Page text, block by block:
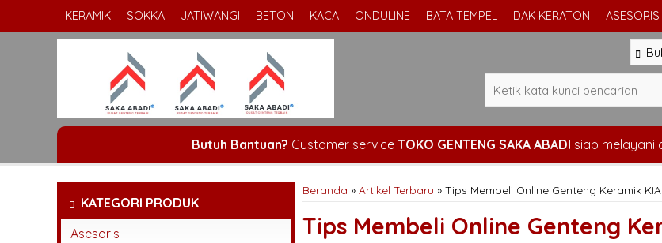
KERAMIK SOKKA JATIWANGI BETON KACA ONDULINE BATA TEMPEL DAK KERATON ASESORIS
Butuh Bantuan? Customer service TOKO GENTENG SAKA ABADI siap melayani
Beranda » Artikel Terbaru » Tips Membeli Online Genteng Keramik
Tips Membeli Online Genteng
KATEGORI PRODUK
Asesoris